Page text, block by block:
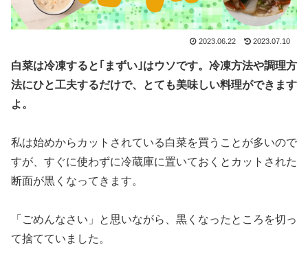
2023.06.22 2023.07.10
白菜は冷凍すると｢まずい｣はウソです。冷凍方法や調理方
法にひと工夫するだけで、とても美味しい料理ができます
よ。
私は始めからカットされている白菜を買うことが多いので
すが、すぐに使わずに冷蔵庫に置いておくとカットされた
断面が黒くなってきます。
「ごめんなさい」と思いながら、黒くなったところを切っ
て捨てていました。